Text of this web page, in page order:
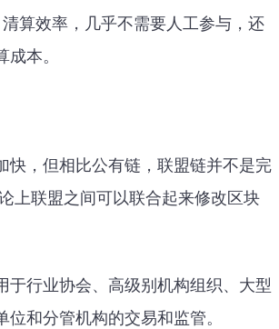
算效率，几乎不需要人工参与，还
本。
快，但相比公有链，联盟链并不是完
上联盟之间可以联合起来修改区块
于行业协会、高级别机构组织、大型
和分管机构的交易和监管。